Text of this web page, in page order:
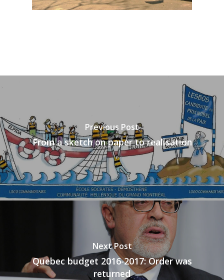
Previous Post
From a sketch on paper to realisation
Next Post
Quebec budget 2016-2017: Order was
returned